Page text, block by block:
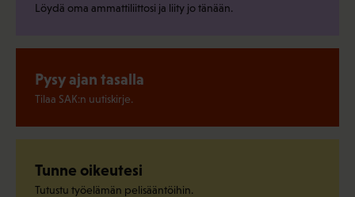
Löydä oma ammattiliittosi ja liity jo tänään.
Pysy ajan tasalla
Tilaa SAK:n uutiskirje.
Tunne oikeutesi
Tutustu työelämän pelisääntöihin.